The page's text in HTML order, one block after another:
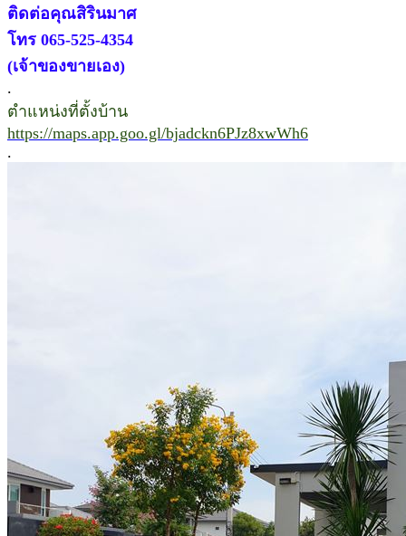
ติดต่อคุณสิรินมาศ
โทร 065-525-4354
(เจ้าของขายเอง)
.
ตำแหน่งที่ตั้งบ้าน
https://maps.app.goo.gl/bjadckn6PJz8xwWh6
.